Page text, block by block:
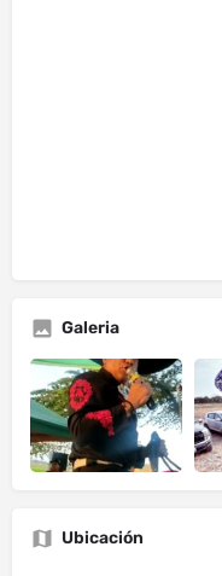
Galeria
Ubicación